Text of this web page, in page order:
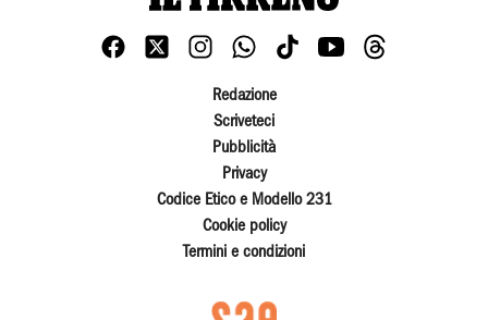
Redazione
Scriveteci
Pubblicità
Privacy
Codice Etico e Modello 231
Cookie policy
Termini e condizioni